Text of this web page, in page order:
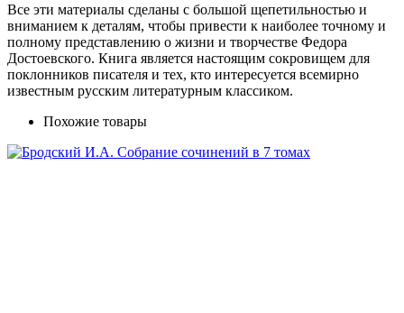
Все эти материалы сделаны с большой щепетильностью и
вниманием к деталям, чтобы привести к наиболее точному и
полному представлению о жизни и творчестве Федора
Достоевского. Книга является настоящим сокровищем для
поклонников писателя и тех, кто интересуется всемирно
известным русским литературным классиком.
Похожие товары